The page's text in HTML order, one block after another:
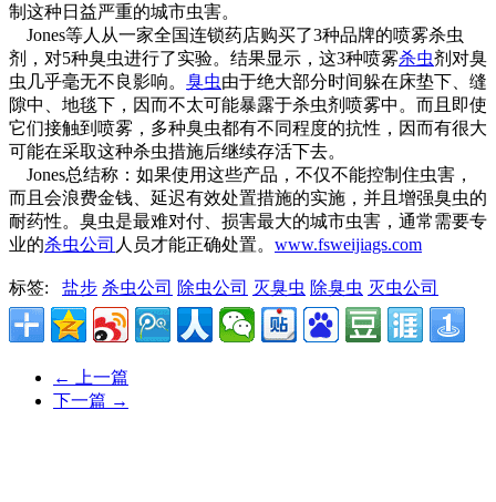
制这种日益严重的城市虫害。
Jones等人从一家全国连锁药店购买了3种品牌的喷雾杀虫
剂，对5种臭虫进行了实验。结果显示，这3种喷雾杀虫剂对臭
虫几乎毫无不良影响。 臭虫由于绝大部分时间躲在床垫下、缝
隙中、地毯下，因而不太可能暴露于杀虫剂喷雾中。而且即使
它们接触到喷雾，多种臭虫都有不同程度的抗性，因而有很大
可能在采取这种杀虫措施后继续存活下去。
Jones总结称：如果使用这些产品，不仅不能控制住虫害，
而且会浪费金钱、延迟有效处置措施的实施，并且增强臭虫的
耐药性。臭虫是最难对付、损害最大的城市虫害，通常需要专
业的杀虫公司 人员才能正确处置。 www.fsweijiags.com
标签: 盐步 杀虫公司 除虫公司 灭臭虫 除臭虫 灭虫公司
←
上一篇
下一篇 →